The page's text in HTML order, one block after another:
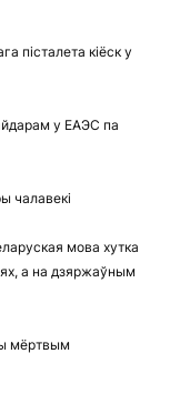
пісталета кіёск у
у ЕАЭС па
чалавекі
мова хутка
а на дзяржаўным
мёртвым